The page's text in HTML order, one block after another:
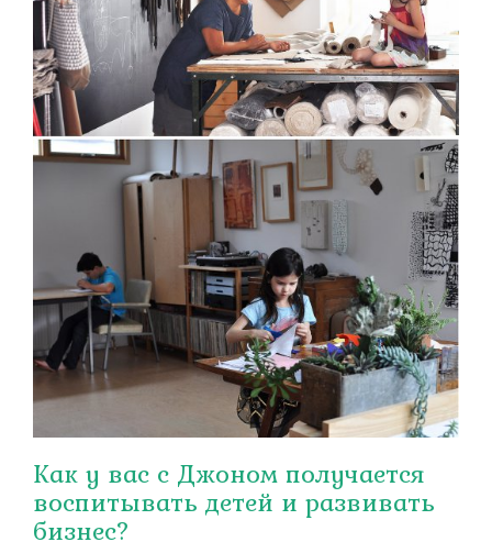
Как у вас с Джоном получается
воспитывать детей и развивать
бизнес?